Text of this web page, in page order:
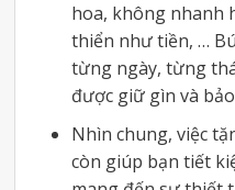
hoa, không nhanh
thiển như tiền, …
từng ngày, từng
được giữ gìn và
Nhìn chung, việc
còn giúp bạn tiết